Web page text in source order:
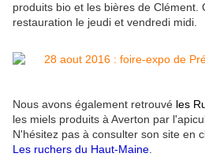
produits bio et les bières de Clément.
restauration le jeudi et vendredi midi.
Nous avons également retrouvé les
les miels produits à Averton par
N'hésitez pas à consulter son site en
Les ruchers du Haut-Maine